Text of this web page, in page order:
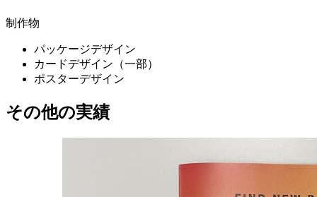
制作物
パッケージデザイン
カードデザイン（一部）
ポスターデザイン
その他の実績